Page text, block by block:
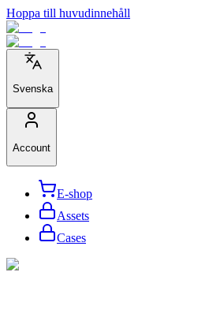
Hoppa till huvudinnehåll
Svenska
Account
E-shop
Assets
Cases